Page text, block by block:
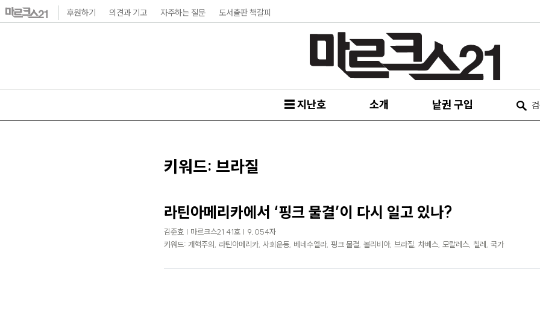
본
메
후원하기 의견과 기고 자주하는 질문 도서출판 책갈피
☰ 지난호 소개 낱권 구입
키워드: 브라질
라틴아메리카에서 ‘핑크 물결’이 다시 일고 있나?
김준효 | 마르크스21 41호 | 9,054자
키워드: 개혁주의, 라틴아메리카, 사회운동, 베네수엘라, 핑크 물결, 볼리비아, 브라질, 차베스, 모랄레스, 칠레, 국가